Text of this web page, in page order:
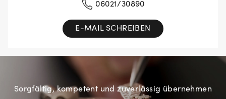
06021/30890
E-MAIL SCHREIBEN
Sorgfältig, kompetent und zuverlässig übernehmen